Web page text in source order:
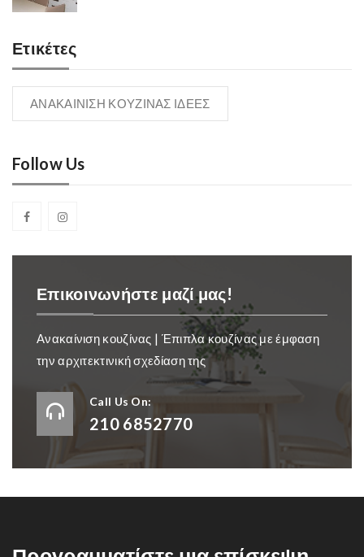
Ετικέτες
ΑΝΑΚΑΙΝΙΣΗ ΚΟΥΖΙΝΑΣ ΙΔΕΕΣ
Follow Us
Επικοινωνήστε μαζί μας!
Ανακαίνιση κουζίνας | Έπιπλα κουζίνας με έμφαση
την αρχιτεκτινική σχεδίαση της
Call Us On:
210 6852770